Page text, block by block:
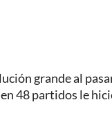
grande al
48 partidos le